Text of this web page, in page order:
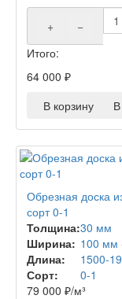
+
−
Итого:
64 000 ₽
В корзину
Обрезная доска
сорт 0-1
Толщина:30 мм
Ширина: 100 мм
Длина:
1500-
Сорт:
0-1
79 000 ₽/м³